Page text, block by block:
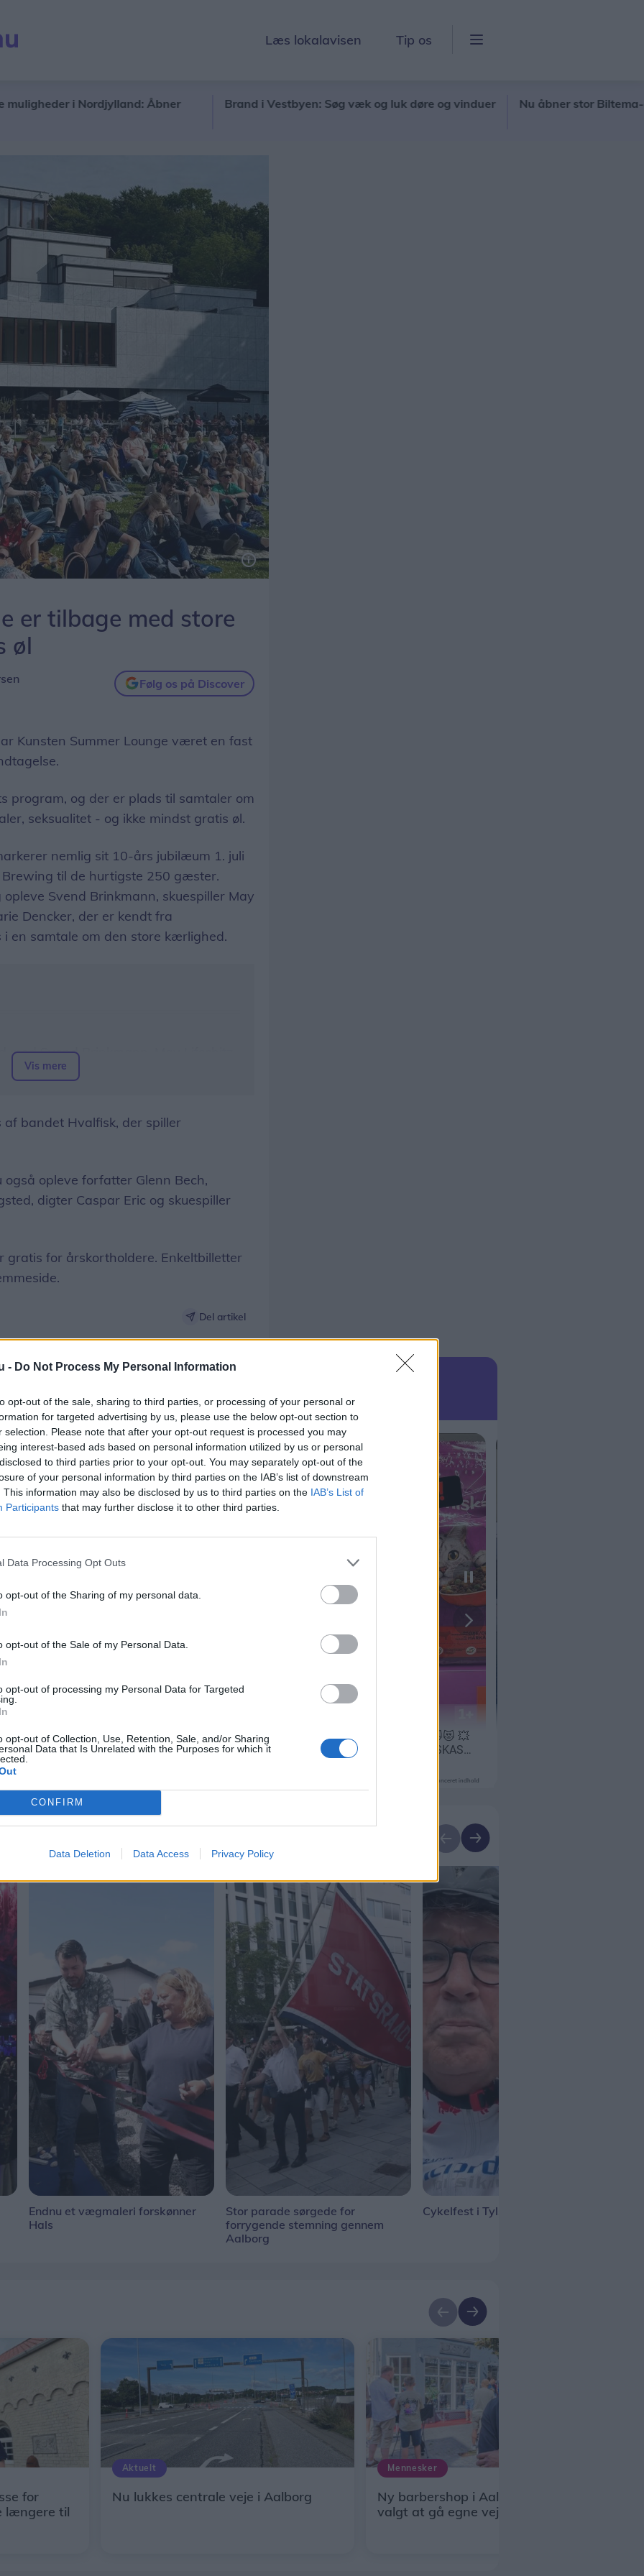
- Do Not Process My Personal Information
opt-out of the sale, sharing to third parties, or processing of your personal or
for targeted advertising by us, please use the below opt-out section to
selection. Please note that after your opt-out request is processed you may
interest-based ads based on personal information utilized by us or personal
to third parties prior to your opt-out. You may separately opt-out of the
of your personal information by third parties on the IAB’s list of downstream
This information may also be disclosed by us to third parties on the IAB’s List of
Participants that may further disclose it to other third parties.
Data Processing Opt Outs
opt-out of the Sharing of my personal data.
opt-out of the Sale of my Personal Data.
opt-out of processing my Personal Data for Targeted
opt-out of Collection, Use, Retention, Sale, and/or Sharing
Data that Is Unrelated with the Purposes for which it
CONFIRM
Data Deletion Data Access Privacy Policy
Læs lokalavisen Tip os
i Nordjylland: Åbner
Brand i Vestbyen: Søg væk og luk døre og vinduer Nu åbner stor Biltema-café
er tilbage med store
øl
Følg os på Discover
Kunsten Summer Lounge været en fast
program, og der er plads til samtaler om
seksualitet - og ikke mindst gratis øl.
nemlig sit 10-års jubilæum 1. juli
til de hurtigste 250 gæster.
Svend Brinkmann, skuespiller May
Dencker, der er kendt fra
i en samtale om den store kærlighed.
med Svend Brinkmann, May Lifschitz
Holm
Caspar Eric, Anna Juul, Christine
Hvem har egentlig lært os, hvad lyst
Frida Retz og Celina
med Peech
en god dreng? med Emil Grundsten &
Vis mere
af bandet Hvalfisk, der spiller
opleve forfatter Glenn Bech,
digter Caspar Eric og skuespiller
gratis for årskortholdere. Enkeltbilletter
Del artikel
Annonceret indhold
Endnu et vægmaleri forskønner
Hals
Stor parade sørgede for
forrygende stemning gennem
Aalborg
Cykelfest i Tylstrup
for
længere til
Aktuelt
Nu lukkes centrale veje i Aalborg
Mennesker
Ny barbershop i Aalborg: Jay har
valgt at gå egne veje